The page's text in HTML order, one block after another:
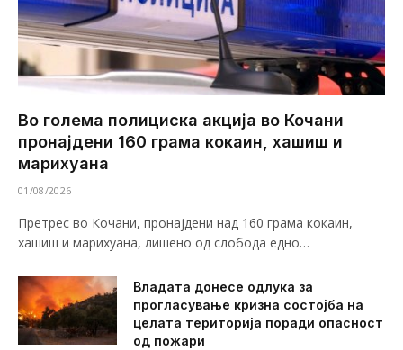
Во голема полициска акција во Кочани
пронајдени 160 грама кокаин, хашиш и
марихуана
01/08/2026
Претрес во Кочани, пронајдени над 160 грама кокаин,
хашиш и марихуана, лишено од слобода едно…
Владата донесе одлука за
прогласување кризна состојба на
целата територија поради опасност
од пожари